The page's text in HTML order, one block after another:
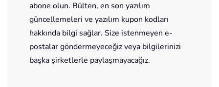
abone olun. Bülten, en son yazılım
güncellemeleri ve yazılım kupon kodları
hakkında bilgi sağlar. Size istenmeyen e-
postalar göndermeyeceğiz veya bilgilerinizi
başka şirketlerle paylaşmayacağız.